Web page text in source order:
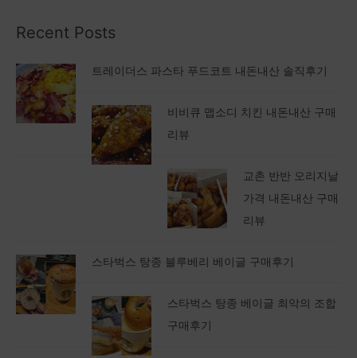
Recent Posts
트레이더스 파스타 푸드코트 내돈내산 솔직후기
비비큐 맵소디 치킨 내돈내산 구매
리뷰
교촌 반반 오리지날
가격 내돈내산 구매
리뷰
스타벅스 탕종 블루베리 베이글 구매후기
스타벅스 탕종 베이글 최악의 조합
구매후기